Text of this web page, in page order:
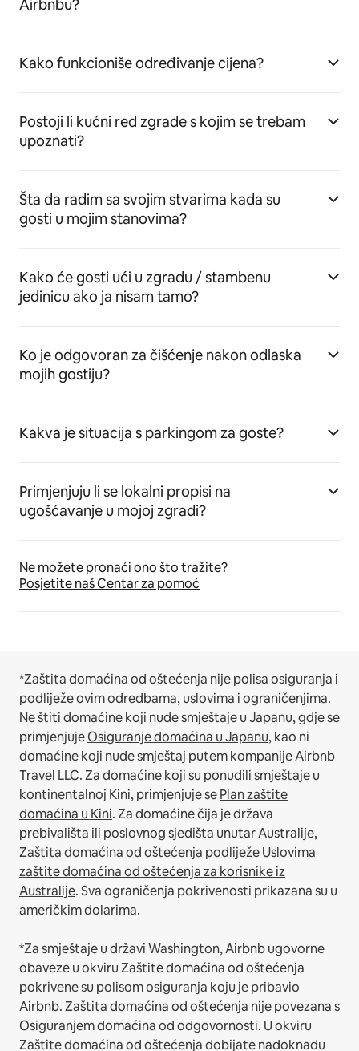
Airbnbu?
Kako funkcioniše određivanje cijena?
Postoji li kućni red zgrade s kojim se trebam
upoznati?
Šta da radim sa svojim stvarima kada su
gosti u mojim stanovima?
Kako će gosti ući u zgradu / stambenu
jedinicu ako ja nisam tamo?
Ko je odgovoran za čišćenje nakon odlaska
mojih gostiju?
Kakva je situacija s parkingom za goste?
Primjenjuju li se lokalni propisi na
ugošćavanje u mojoj zgradi?
Ne možete pronaći ono što tražite?
Posjetite naš Centar za pomoć
*Zaštita domaćina od oštećenja nije polisa osiguranja i
podliježe ovimodredbama, uslovima i ograničenjima.
Ne štiti domaćine koji nude smještaje u Japanu, gdje se
primjenjujeOsiguranje domaćina u Japanu, kao ni
domaćine koji nude smještaj putem kompanije Airbnb
Travel LLC.Za domaćine koji su ponudili smještaje u
kontinentalnoj Kini, primjenjuje sePlan zaštite
domaćina u Kini.Za domaćine čija je država
prebivališta ili poslovnog sjedišta unutar Australije,
Zaštita domaćina od oštećenja podliježeUslovima
zaštite domaćina od oštećenja za korisnike iz
Australije. Sva ograničenja pokrivenosti prikazana su u
američkim dolarima.
*Za smještaje u državi Washington, Airbnb ugovorne
obaveze u okviru Zaštite domaćina od oštećenja
pokrivene su polisom osiguranja koju je pribavio
Airbnb. Zaštita domaćina od oštećenja nije povezana s
Osiguranjem domaćina od odgovornosti. U okviru
Zaštite domaćina od oštećenja dobijate nadoknadu